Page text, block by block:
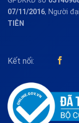
07/11/2016, Người
TIÊN
Kết nối: